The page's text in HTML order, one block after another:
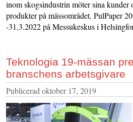
inom skogsindustrin möter sina kunder
produkter på mässområdet. PulPaper
-31.3.2022 på Messukeskus i
Teknologia 19-mässan
branschens arbetsgivare
Publicerad oktober 17, 2019